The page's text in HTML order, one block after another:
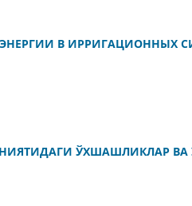
В ИРРИГАЦИОННЫХ
ЎХШАШЛИКЛАР ВА